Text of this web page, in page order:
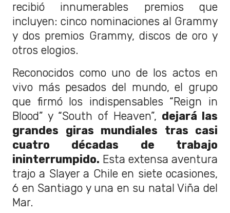
recibió innumerables premios que
incluyen: cinco nominaciones al Grammy
y dos premios Grammy, discos de oro y
otros elogios.
Reconocidos como uno de los actos en
vivo más pesados del mundo, el grupo
que firmó los indispensables “Reign in
Blood” y “South of Heaven”, dejará las
grandes giras mundiales tras casi
cuatro décadas de trabajo
ininterrumpido. Esta extensa aventura
trajo a Slayer a Chile en siete ocasiones,
6 en Santiago y una en su natal Viña del
Mar.